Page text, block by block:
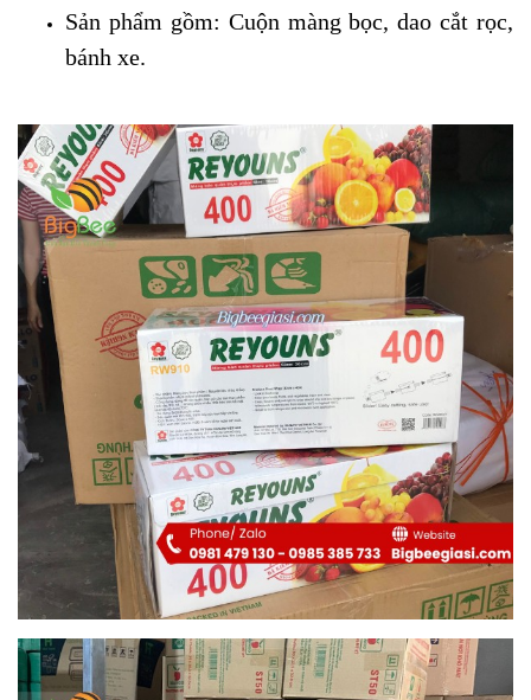
Sản phẩm gồm: Cuộn màng bọc, dao cắt rọc,
bánh xe.